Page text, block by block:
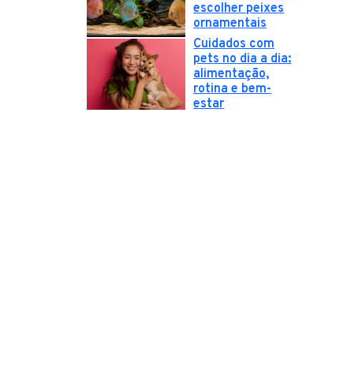
escolher peixes
ornamentais
Cuidados com
pets no dia a dia:
alimentação,
rotina e bem-
estar